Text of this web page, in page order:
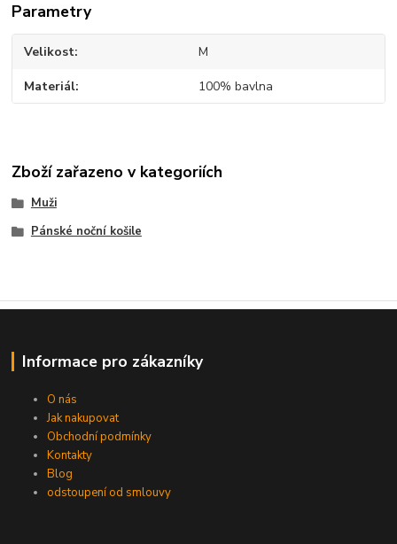
Parametry
Velikost M
Materiál 100% bavlna
Zboží zařazeno v kategoriích
Muži
Pánské noční košile
Informace pro zákazníky
O nás
Jak nakupovat
Obchodní podmínky
Kontakty
Blog
odstoupení od smlouvy